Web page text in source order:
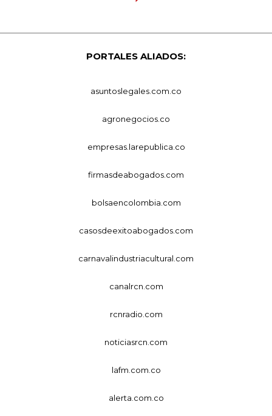
PORTALES ALIADOS:
asuntoslegales.com.co
agronegocios.co
empresas.larepublica.co
firmasdeabogados.com
bolsaencolombia.com
casosdeexitoabogados.com
carnavalindustriacultural.com
canalrcn.com
rcnradio.com
noticiasrcn.com
lafm.com.co
alerta.com.co